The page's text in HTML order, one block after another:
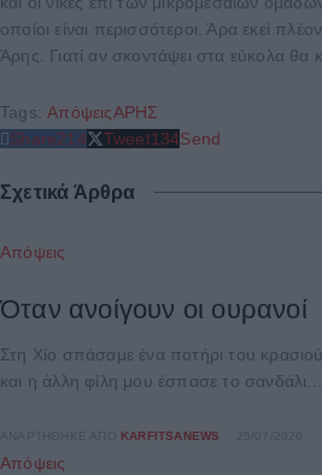
οποίοι είναι περισσότεροι. Άρα εκεί
Άρης. Γιατί αν σκοντάψει στα εύκολα θα
Tags: ΑπόψειςΑΡΗΣ
Share214 Tweet134Send
Σχετικά Άρθρα
Απόψεις
Όταν ανοίγουν οι ουρανοί
Στη Χίο σπάσαμε ένα ποτήρι του
και η άλλη φίλη μου έσπασε το σανδάλι...
ΑΝΑΡΤΉΘΗΚΕ ΑΠΌ KARFITSANEWS
Απόψεις